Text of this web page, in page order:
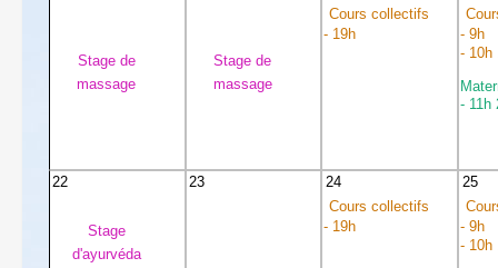
Stage de
massage
Stage de
massage
Cours collectifs
- 19h
- 9h
- 10h
- 11h
22
Stage
d'ayurvéda
23
24
Cours collectifs
- 19h
25
- 9h
- 10h